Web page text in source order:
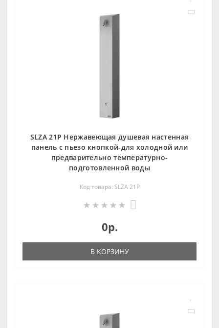
SLZA 21P Нержавеющая душевая настенная
панель c пьезо кнопкой-для холодной или
предварительно температурно-
подготовленной воды
Код товара: SLZA 21P
0р.
В КОРЗИНУ